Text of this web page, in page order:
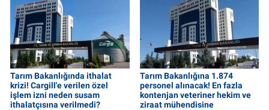
Tarım Bakanlığında ithalat
krizi! Cargill'e verilen özel
işlem izni neden susam
ithalatçısına verilmedi?
Tarım Bakanlığına 1.874
personel alınacak! En fazla
kontenjan veteriner hekim ve
ziraat mühendisine